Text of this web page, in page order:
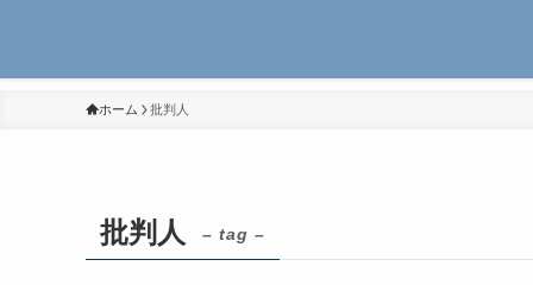
ホーム 批判人
批判人 – tag –